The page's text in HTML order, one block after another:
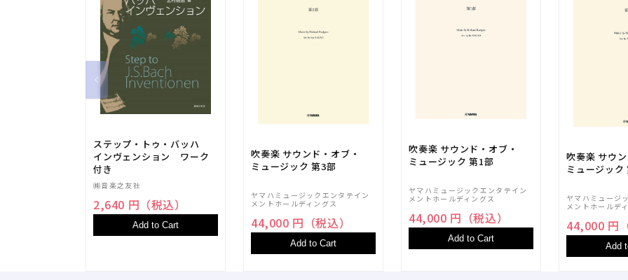
ステップ・トゥ・バッハ
インヴェンション ワーク
付き
㈱音楽之友社
2,640 円（税込）
Add to Cart
吹奏楽 サウンド・オブ・
ミュージック 第3部
ヤマハミュージックエンタテイン
メントホールディングス
44,000 円（税込）
Add to Cart
吹奏楽 サウンド・オブ・
ミュージック 第1部
ヤマハミュージックエンタテイン
メントホールディングス
44,000 円（税込）
Add to Cart
吹奏楽 サウン
ミュージック
ヤマハミュージ
メントホールデ
44,000 円
Add